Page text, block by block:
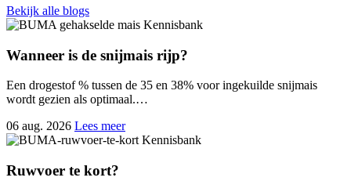
Bekijk alle blogs
Kennisbank
Wanneer is de snijmais rijp?
Een drogestof % tussen de 35 en 38% voor ingekuilde snijmais
wordt gezien als optimaal.…
06 aug. 2026 Lees meer
Kennisbank
Ruwvoer te kort?